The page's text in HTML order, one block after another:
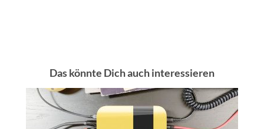
Das könnte Dich auch interessieren